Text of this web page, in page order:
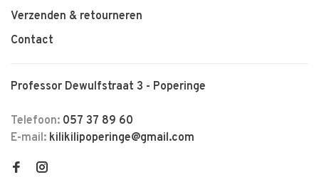
Verzenden & retourneren
Contact
Professor Dewulfstraat 3 - Poperinge
Telefoon: 057 37 89 60
E-mail: kilikilipoperinge@gmail.com